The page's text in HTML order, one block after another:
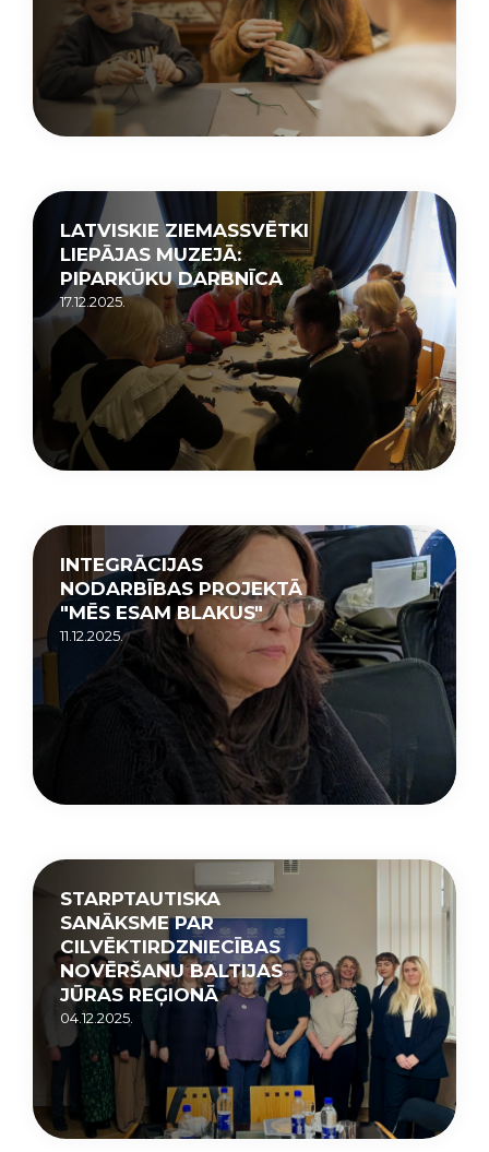
LATVISKIE ZIEMASSVĒTKI
LIEPĀJAS MUZEJĀ:
PIPARKŪKU DARBNĪCA
17.12.2025.
INTEGRĀCIJAS
NODARBĪBAS PROJEKTĀ
"MĒS ESAM BLAKUS"
11.12.2025.
STARPTAUTISKA
SANĀKSME PAR
CILVĒKTIRDZNIECĪBAS
NOVĒRŠANU BALTIJAS
JŪRAS REĢIONĀ
04.12.2025.